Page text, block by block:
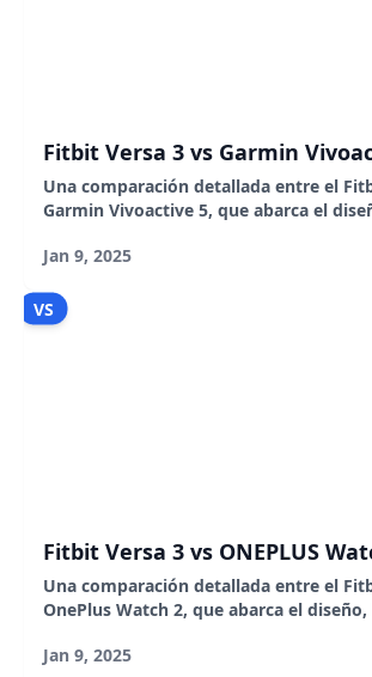
Fitbit Versa 3 vs Garmin
Una comparación detallada entre el
Garmin Vivoactive 5, que abarca el
usuario.
Jan 9, 2025
VS
Fitbit Versa 3 vs ONEPLUS
Una comparación detallada entre el
OnePlus Watch 2, que abarca el
Jan 9, 2025